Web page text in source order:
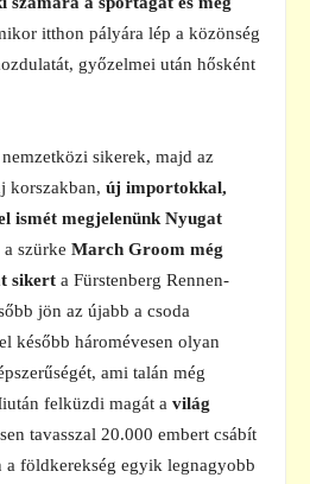
itthon pályára lép a közönség
győzelmei után hősként
sikerek, majd az
korszakban, új importokkal,
ismét megjelenünk Nyugat
szürke March Groom még
sikert a Fürstenberg Rennen-
jön az újabb a csoda
később háromévesen olyan
ami talán még
felküzdi magát a világ
tavasszal 20.000 embert csábít
a földkerekség egyik legnagyobb